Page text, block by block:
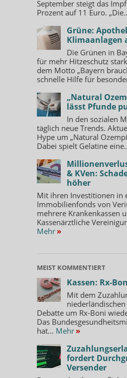
September steigt das
Prozent auf 11 Euro.
Grüne:
Klimaanlagen
Die Grünen in
für mehr Hitzeschutz
dem Motto „Bayern
schnelle Hilfe für
„Natural
lässt Pfunde
In den sozialen
täglich neue Trends.
Hype um „Natural
Dabei spielt Gelatine
& KVen:
höher
Mit ihren Investitionen in
Immobilienfonds von
mehrere Krankenkassen
Kassenärztliche
Mehr »
MEIST KOMMENTIERT
Kassen: Rx-
Mit dem
Debatte um Rx-Boni
Das
hat... Mehr »
fordert
Versender